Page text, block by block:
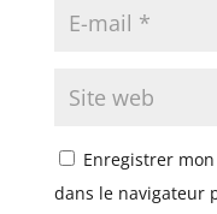
Enregistrer
dans le navigateur